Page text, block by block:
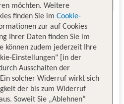
möchten. Weitere
finden Sie im Cookie-
zur auf Cookies
Ihrer Daten finden Sie im
können zudem jederzeit Ihre
Einstellungen" [in der
Ausschalten der
solcher Widerruf wirkt sich
der bis zum Widerruf
Soweit Sie „Ablehnen“